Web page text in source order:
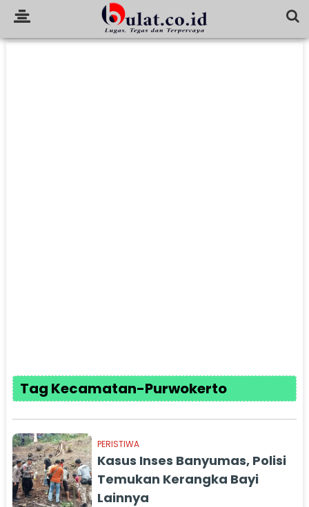
Tag Kecamatan-Purwokerto
PERISTIWA
Kasus Inses Banyumas, Polisi
Temukan Kerangka Bayi
Lainnya